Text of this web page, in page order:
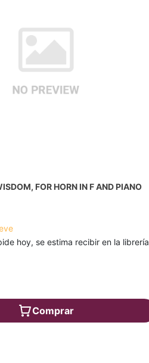
FOR HORN IN F AND PIANO
hoy, se estima recibir en la librería
Comprar